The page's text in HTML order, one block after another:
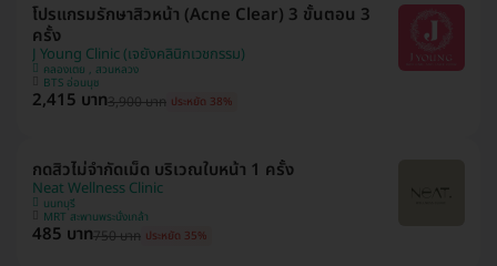
โปรแกรมรักษาสิวหน้า (Acne Clear) 3 ขั้นตอน 3
ครั้ง
J Young Clinic (เจยังคลินิกเวชกรรม)
คลองเตย , สวนหลวง
BTS อ่อนนุช
2,415 บาท3,900 บาท ประหยัด 38%
กดสิวไม่จำกัดเม็ด บริเวณใบหน้า 1 ครั้ง
Neat Wellness Clinic
นนทบุรี
MRT สะพานพระนั่งเกล้า
485 บาท750 บาท ประหยัด 35%